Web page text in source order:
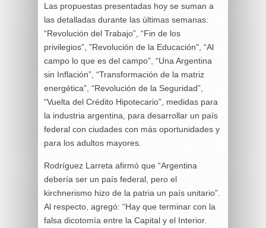
Las propuestas presentadas hoy se suman a
las detalladas durante las últimas semanas:
“Revolución del Trabajo”, “Fin de los
privilegios”, "Revolución de la Educación", “Al
campo lo que es del campo”, “Una Argentina
sin Inflación”, “Transformación de la matriz
energética”, “Revolución de la Seguridad”,
“Vuelta del Crédito Hipotecario”, medidas para
la industria argentina, para desarrollar un país
federal con ciudades con más oportunidades y
para los adultos mayores.
Rodríguez Larreta afirmó que “Argentina
debería ser un país federal, pero el
kirchnerismo hizo de la patria un país unitario”.
Al respecto, agregó: “Hay que terminar con la
falsa dicotomía entre la Capital y el Interior.